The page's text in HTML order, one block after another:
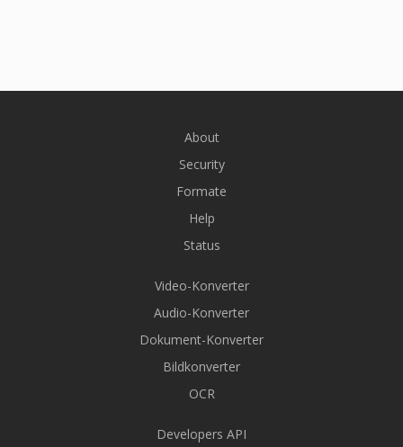
About
Security
Formate
Help
Status
Video-Konverter
Audio-Konverter
Dokument-Konverter
Bildkonverter
OCR
Developers API